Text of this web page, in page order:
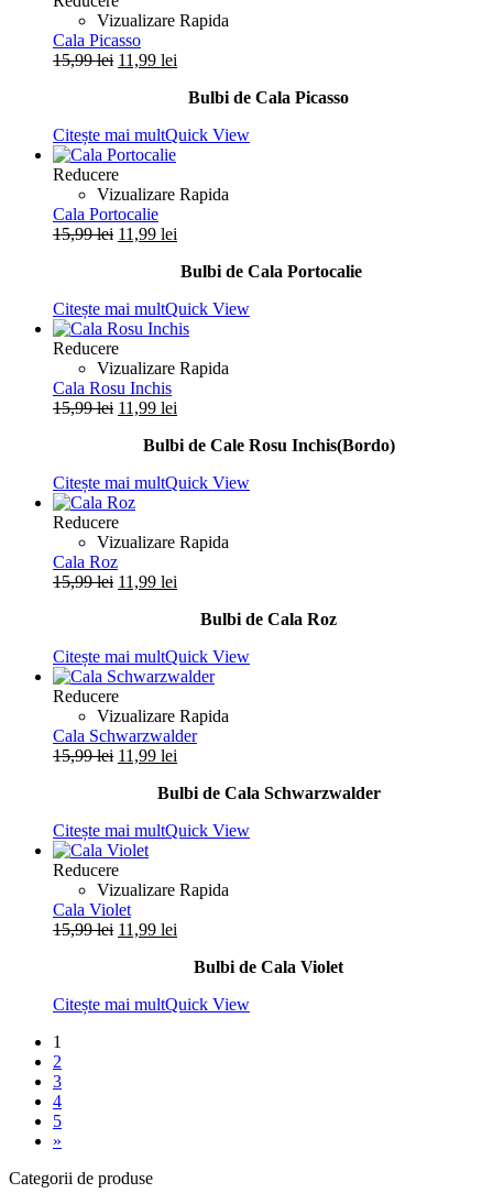
Vizualizare Rapida
Cala Picasso
15,99lei Prețul
15,99 lei.
11,99 lei
este:
Bulbi de Cala Picasso
Citește mai multQuick View
Reducere
Vizualizare Rapida
Cala Portocalie
15,99lei Prețul
15,99 lei.
11,99 lei
este:
Bulbi de Cala Portocalie
Citește mai multQuick View
Reducere
Vizualizare Rapida
Cala Rosu Inchis
15,99lei Prețul
15,99 lei.
11,99 lei
este:
Bulbi de Cale Rosu Inchis(Bordo)
Citește mai multQuick View
Reducere
Vizualizare Rapida
Cala Roz
15,99lei Prețul
15,99 lei.
11,99 lei
este:Bulbi de Cala Roz
Citește mai multQuick View
Reducere
Vizualizare Rapida
Cala Schwarzwalder
15,99lei Prețul
15,99 lei.
11,99 lei
este:
Bulbi de Cala Schwarzwalder
Citește mai multQuick View
Reducere
Vizualizare Rapida
Cala Violet
15,99lei Prețul
15,99 lei.
11,99 lei
este:
Bulbi de Cala Violet
Citește mai multQuick View
1
2
3
4
5
»
Categorii de produse